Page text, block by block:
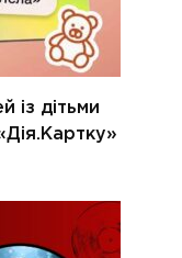
із дітьми